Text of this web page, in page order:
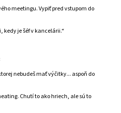
meetingu. Vypiť pred vstupom do
kedy je šéf v kancelárii.“
nebudeš mať výčitky... aspoň do
Chutí to ako hriech, ale sú to